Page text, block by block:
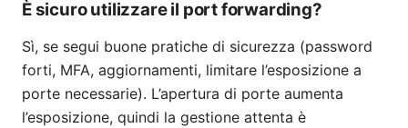
È sicuro utilizzare il port forwarding?
Sì, se segui buone pratiche di sicurezza (password
forti, MFA, aggiornamenti, limitare l’esposizione a
porte necessarie). L’apertura di porte aumenta
l’esposizione, quindi la gestione attenta è